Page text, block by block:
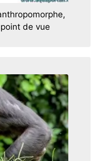
de vue